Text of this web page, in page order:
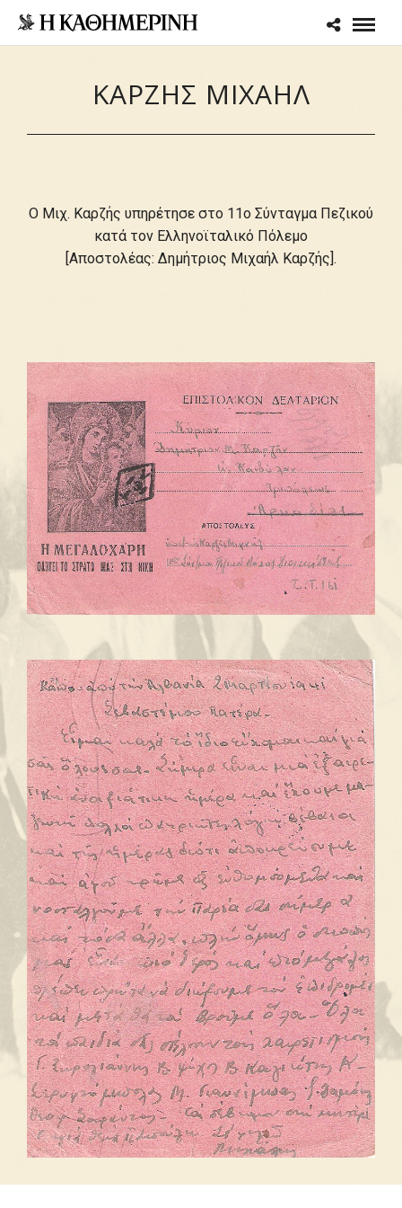
ΚΑΡΖΗΣ ΜΙΧΑΗΛ
Ο Μιχ. Καρζής υπηρέτησε στο 11ο Σύνταγμα Πεζικού
κατά τον Ελληνοϊταλικό Πόλεμο
[Αποστολέας: Δημήτριος Μιχαήλ Καρζής].